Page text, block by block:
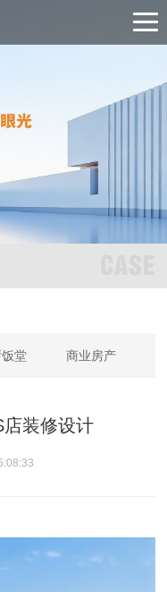
堂 商业房产
装修设计